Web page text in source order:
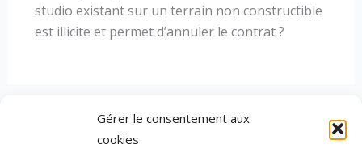
Gérer le consentement aux
cookies
studio existant sur un terrain non constructible
est illicite et permet d’annuler le contrat ?
07/03/2015 À 21:20